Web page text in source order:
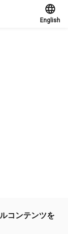
English
コンテンツを